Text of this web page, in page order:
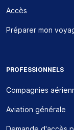
Accès
Préparer mon
PROFESSIONNELS
Compagnies
Aviation générale